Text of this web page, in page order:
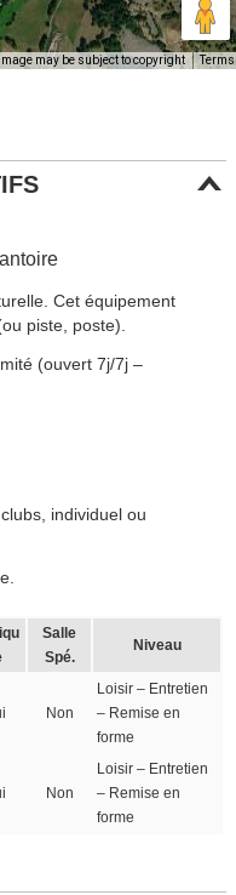
Image may be subject to copyright Terms
Cet équipement
piste, poste).
(ouvert 7j/7j –
individuel ou
Salle
Spé.
Niveau
Non
Loisir – Entretien
– Remise en
forme
Non
Loisir – Entretien
– Remise en
forme